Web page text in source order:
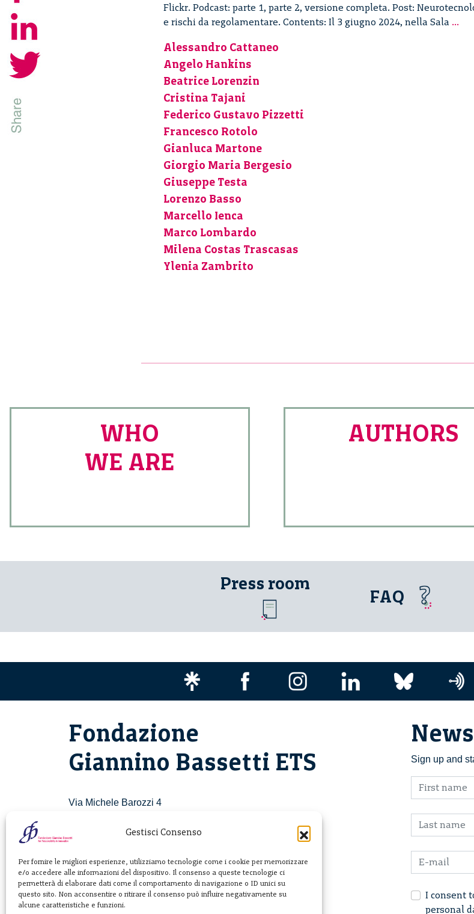
Gestisci Consenso
Per fornire le migliori esperienze, utilizziamo tecnologie come i cookie per memorizzare
e/o accedere alle informazioni del dispositivo. Il consenso a queste tecnologie ci
permetterà di elaborare dati come il comportamento di navigazione o ID unici su
questo sito. Non acconsentire o ritirare il consenso può influire negativamente su
alcune caratteristiche e funzioni.
Flickr. Podcast: parte 1, parte 2, versione completa. Post:
e rischi da regolamentare. Contents: Il 3 giugno 2024, nella Sala ...
Alessandro Cattaneo
Angelo Hankins
Beatrice Lorenzin
Cristina Tajani
Federico Gustavo Pizzetti
Francesco Rotolo
Gianluca Martone
Giorgio Maria Bergesio
Giuseppe Testa
Lorenzo Basso
Marcello Ienca
Marco Lombardo
Milena Costas Trascasas
Ylenia Zambrito
WHO
WE ARE
AUTHORS
Press room
FAQ
Sign up and
I consent
personal
Fondazione
Giannino Bassetti ETS
Via Michele Barozzi 4
T. +39 02 781933
info@fondazionebassetti.org
p.i. 12520270153